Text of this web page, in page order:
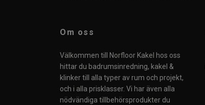
Om oss
Välkommen till Norfloor Kakel hos oss
hittar du badrumsinredning, kakel &
klinker till alla typer av rum och projekt,
och i alla prisklasser. Vi har även alla
nödvändiga tillbehörsprodukter du